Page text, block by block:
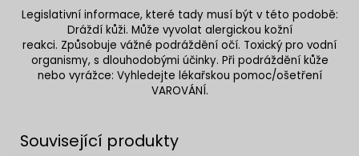
Legislativní informace, které tady musí být v této podobě:
Dráždí kůži. Může vyvolat alergickou kožní
reakci. Způsobuje vážné podráždění očí. Toxický pro vodní
organismy, s dlouhodobými účinky. Při podráždění kůže
nebo vyrážce: Vyhledejte lékařskou pomoc/ošetření
VAROVÁNÍ.